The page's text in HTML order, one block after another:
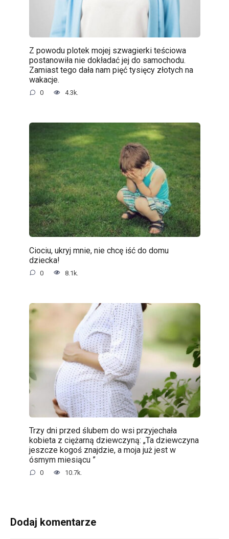
Z powodu plotek mojej szwagierki teściowa
postanowiła nie dokładać jej do samochodu.
Zamiast tego dała nam pięć tysięcy złotych na
wakacje.
0 4.3k.
Ciociu, ukryj mnie, nie chcę iść do domu
dziecka!
0 8.1k.
Trzy dni przed ślubem do wsi przyjechała
kobieta z ciężarną dziewczyną: „Ta dziewczyna
jeszcze kogoś znajdzie, a moja już jest w
ósmym miesiącu ”
0 10.7k.
Dodaj komentarze